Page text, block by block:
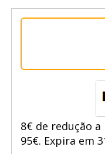
8€ de redução
95€. Expira em